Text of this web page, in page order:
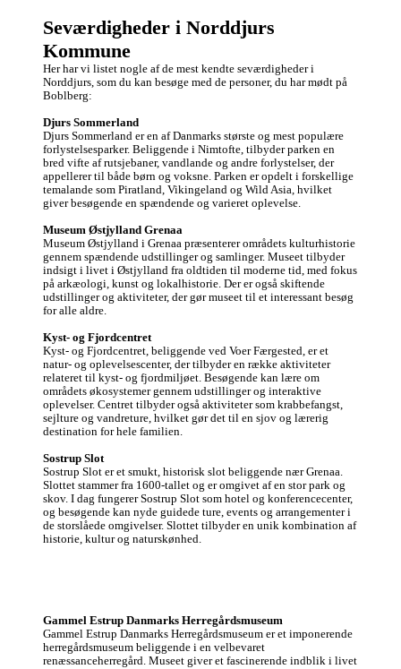
Seværdigheder i Norddjurs
Kommune
Her har vi listet nogle af de mest kendte seværdigheder i
Norddjurs, som du kan besøge med de personer, du har mødt på
Boblberg:
Djurs Sommerland
Djurs Sommerland er en af Danmarks største og mest populære
forlystelsesparker. Beliggende i Nimtofte, tilbyder parken en
bred vifte af rutsjebaner, vandlande og andre forlystelser, der
appellerer til både børn og voksne. Parken er opdelt i forskellige
temalande som Piratland, Vikingeland og Wild Asia, hvilket
giver besøgende en spændende og varieret oplevelse.
Museum Østjylland Grenaa
Museum Østjylland i Grenaa præsenterer områdets kulturhistorie
gennem spændende udstillinger og samlinger. Museet tilbyder
indsigt i livet i Østjylland fra oldtiden til moderne tid, med fokus
på arkæologi, kunst og lokalhistorie. Der er også skiftende
udstillinger og aktiviteter, der gør museet til et interessant besøg
for alle aldre.
Kyst- og Fjordcentret
Kyst- og Fjordcentret, beliggende ved Voer Færgested, er et
natur- og oplevelsescenter, der tilbyder en række aktiviteter
relateret til kyst- og fjordmiljøet. Besøgende kan lære om
områdets økosystemer gennem udstillinger og interaktive
oplevelser. Centret tilbyder også aktiviteter som krabbefangst,
sejlture og vandreture, hvilket gør det til en sjov og lærerig
destination for hele familien.
Sostrup Slot
Sostrup Slot er et smukt, historisk slot beliggende nær Grenaa.
Slottet stammer fra 1600-tallet og er omgivet af en stor park og
skov. I dag fungerer Sostrup Slot som hotel og konferencecenter,
og besøgende kan nyde guidede ture, events og arrangementer i
de storslåede omgivelser. Slottet tilbyder en unik kombination af
historie, kultur og naturskønhed.
Gammel Estrup Danmarks Herregårdsmuseum
Gammel Estrup Danmarks Herregårdsmuseum er et imponerende
herregårdsmuseum beliggende i en velbevaret
renæssanceherregård. Museet giver et fascinerende indblik i livet